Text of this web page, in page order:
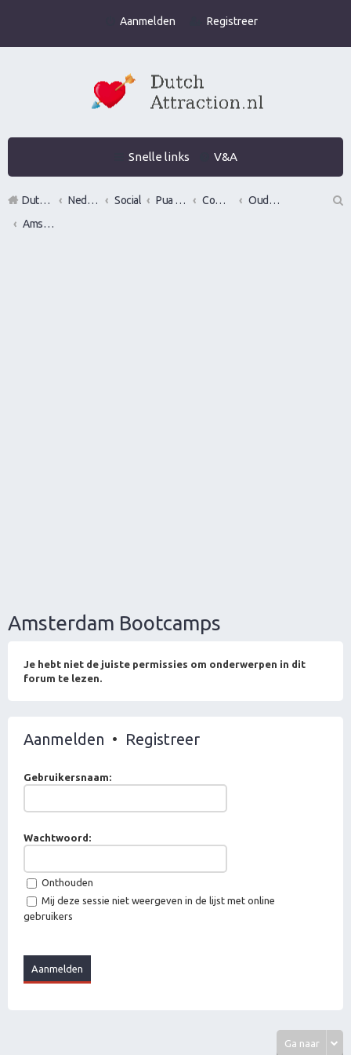
Aanmelden Registreer
Snelle links V&A
DutchAttraction.nl Nederlands grootste Dutch Attraction, Lifestyle, Vrouwen versieren en Pick-Up (PUA) Forum Social Pua evenementen Commerciële bedrijven / Reviews van versier workshops en pick up bootcamps
Oude bedrijven
Amsterdam Bootcamps
Amsterdam Bootcamps
Je hebt niet de juiste permissies om onderwerpen in dit
forum te lezen.
Aanmelden • Registreer
Gebruikersnaam:
Wachtwoord:
Onthouden
Mij deze sessie niet weergeven in de lijst met online
gebruikers
Ga naar